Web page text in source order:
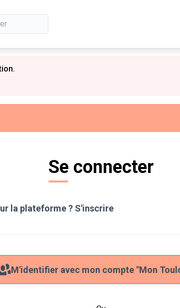
Se connecter
la plateforme ? S'inscrire
M'identifier avec mon compte "Mon